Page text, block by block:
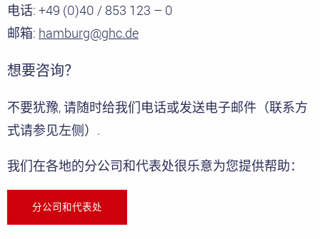
电话: +49 (0)40 / 853 123 – 0
邮箱: hamburg@ghc.de
想要咨询？
不要犹豫, 请随时给我们电话或发送电子邮件（联系方
式请参见左侧）.
我们在各地的分公司和代表处很乐意为您提供帮助：
分公司和代表处